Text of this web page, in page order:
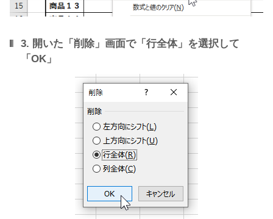
3. 開いた「削除」画面で「行全体」を選択して
「OK」